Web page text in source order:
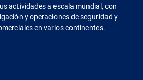
actividades a escala mundial, con
y operaciones de seguridad y
en varios continentes.